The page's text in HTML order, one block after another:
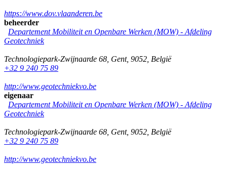
https://www.dov.vlaanderen.be
beheerder
Departement Mobiliteit en Openbare Werken (MOW) - Afdeling
Geotechniek
Technologiepark-Zwijnaarde 68 Gent, 9052 België
+32 9 240 75 89
http://www.geotechniekvo.be
eigenaar
Departement Mobiliteit en Openbare Werken (MOW) - Afdeling
Geotechniek
Technologiepark-Zwijnaarde 68 Gent, 9052 België
+32 9 240 75 89
http://www.geotechniekvo.be